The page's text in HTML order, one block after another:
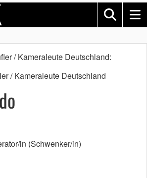
/ Kameraleute Deutschland:
/ Kameraleute Deutschland
in (Schwenker/in)